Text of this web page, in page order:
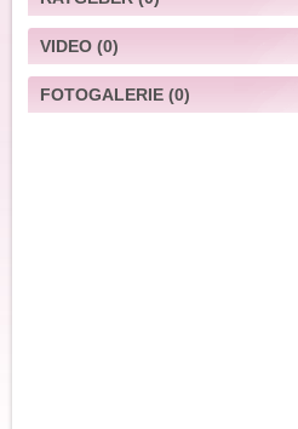
VIDEO(0)
FOTOGALERIE(0)